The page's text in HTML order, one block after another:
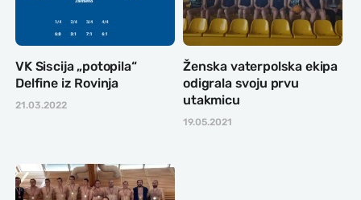
VK Siscija „potopila“
Delfine iz Rovinja
21.03.2022
Ženska vaterpolska ekipa
odigrala svoju prvu
utakmicu
19.05.2021